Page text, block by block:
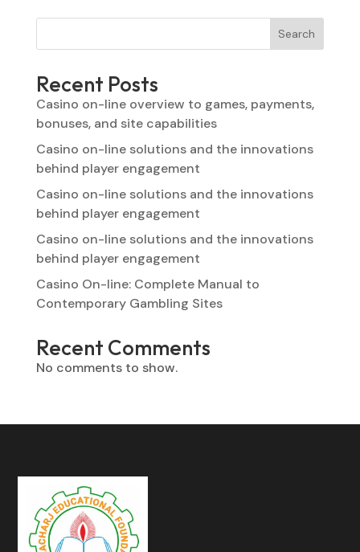
Search
Recent Posts
Casino on-line overview to games, payments,
bonuses, and site capabilities
Casino on-line solutions and the innovations
behind player engagement
Casino on-line solutions and the innovations
behind player engagement
Casino on-line solutions and the innovations
behind player engagement
Casino On-line: Complete Manual to
Contemporary Gambling Sites
Recent Comments
No comments to show.